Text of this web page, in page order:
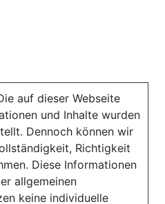
auf dieser Webseite
und Inhalte wurden
Dennoch können wir
Richtigkeit
Diese Informationen
allgemeinen
keine individuelle